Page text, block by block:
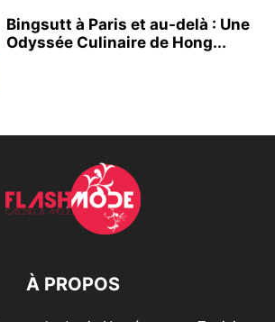
Bingsutt à Paris et au-delà : Une
Odyssée Culinaire de Hong...
À PROPOS